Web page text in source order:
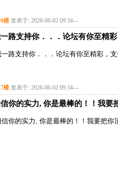
6楼 发表于: 2026-06-02 09:34---
路支持你．．．论坛有你至精
一路支持你．．．论坛有你至精彩，
7楼 发表于: 2026-06-02 09:34---
你的实力, 你是最棒的！！我要
信你的实力, 你是最棒的！！我要把你